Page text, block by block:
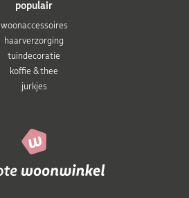
populair
woonaccessoires
haarverzorging
tuindecoratie
koffie & thee
jurkjes